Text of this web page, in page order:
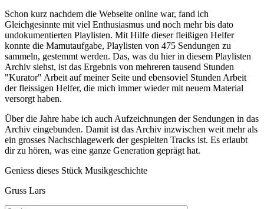
Schon kurz nachdem die Webseite online war, fand ich
Gleichgesinnte mit viel Enthusiasmus und noch mehr bis dato
undokumentierten Playlisten. Mit Hilfe dieser fleißigen Helfer
konnte die Mamutaufgabe, Playlisten von 475 Sendungen zu
sammeln, gestemmt werden. Das, was du hier in diesem Playlisten
Archiv siehst, ist das Ergebnis von mehreren tausend Stunden
"Kurator" Arbeit auf meiner Seite und ebensoviel Stunden Arbeit
der fleissigen Helfer, die mich immer wieder mit neuem Material
versorgt haben.
Über die Jahre habe ich auch Aufzeichnungen der Sendungen in das
Archiv eingebunden. Damit ist das Archiv inzwischen weit mehr als
ein grosses Nachschlagewerk der gespielten Tracks ist. Es erlaubt
dir zu hören, was eine ganze Generation geprägt hat.
Geniess dieses Stück Musikgeschichte
Gruss Lars